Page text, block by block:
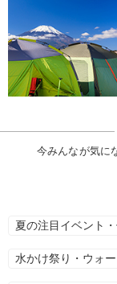
今みんなが気に
夏の注目イベント
水かけ祭り・ウォ